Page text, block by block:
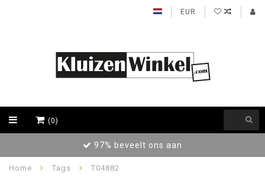
EUR
(0)
97% beveelt ons aan
Home Tags T04882